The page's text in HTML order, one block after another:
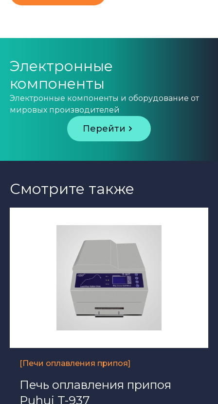
Электронные
компоненты
Электронные компоненты и оборудование от
мировых производителей
Перейти
Смотрите также
[Печи оплавления припоя]
Печь оплавления припоя
Puhui T-937